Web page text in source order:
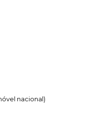
nacional)